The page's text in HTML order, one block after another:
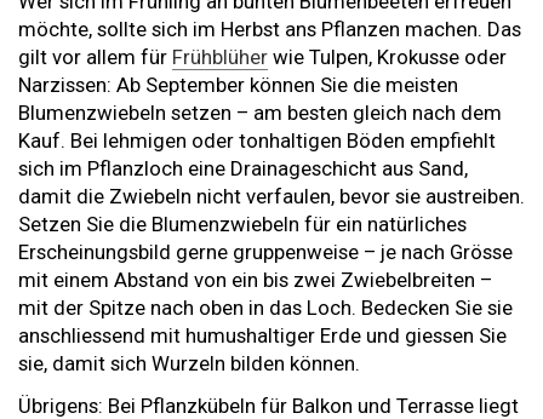
möchte, sollte sich im Herbst ans Pflanzen machen. Das
gilt vor allem für Frühblüher wie Tulpen, Krokusse oder
Narzissen: Ab September können Sie die meisten
Blumenzwiebeln setzen – am besten gleich nach dem
Kauf. Bei lehmigen oder tonhaltigen Böden empfiehlt
sich im Pflanzloch eine Drainageschicht aus Sand,
damit die Zwiebeln nicht verfaulen, bevor sie austreiben.
Setzen Sie die Blumenzwiebeln für ein natürliches
Erscheinungsbild gerne gruppenweise – je nach Grösse
mit einem Abstand von ein bis zwei Zwiebelbreiten –
mit der Spitze nach oben in das Loch. Bedecken Sie sie
anschliessend mit humushaltiger Erde und giessen Sie
sie, damit sich Wurzeln bilden können.
Übrigens: Bei Pflanzkübeln für Balkon und Terrasse liegt